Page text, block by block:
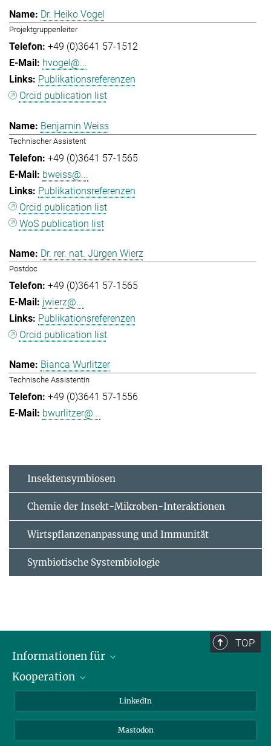
Dr. Heiko Vogel
Projektgruppenleiter
+49 (0)3641 57-1512
hvogel@...
Publikationsreferenzen
Orcid publication list
Benjamin Weiss
Technischer Assistent
+49 (0)3641 57-1565
bweiss@...
Publikationsreferenzen
Orcid publication list
WoS publication list
Dr. rer. nat. Jürgen Wierz
Postdoc
+49 (0)3641 57-1565
jwierz@...
Publikationsreferenzen
Orcid publication list
Bianca Wurlitzer
Technische Assistentin
+49 (0)3641 57-1556
bwurlitzer@...
Insektensymbiosen
Chemie der Insekt-Mikroben-Interaktionen
Wirtspflanzenanpassung und Immunität
Symbiotische Systembiologie
TOP
Informationen für
Journalisten
Kooperation
Max-Planck-Gesellschaft
Beutenberg Campus e.V.
LinkedIn
Mastodon